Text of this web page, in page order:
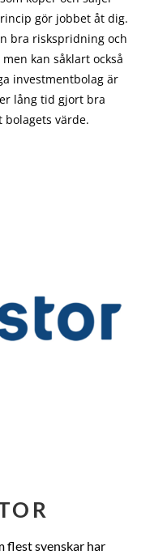
görjobbet åt dig.
bra riskspridning och
kan såklart också
investmentbolag är
lång tid gjort bra
bolagets värde.
flest svenskar har